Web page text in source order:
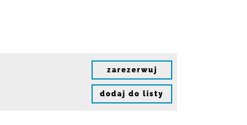
zarezerwuj
dodaj do listy